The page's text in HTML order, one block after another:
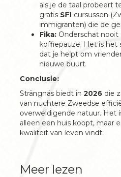
als je de taal probeert
gratis SFI-cursussen
immigranten) die de
Fika: Onderschat nooit
koffiepauze. Het is het
dat je helpt om
nieuwe buurt.
Conclusie:
Strängnäs biedt in 2026 die
van nuchtere Zweedse
overweldigende natuur. Het
alleen een huis koopt, maar
kwaliteit van leven vindt.
Meer lezen